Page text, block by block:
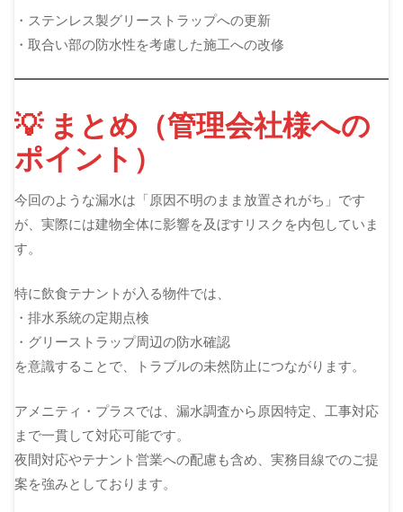
・ステンレス製グリーストラップへの更新
・取合い部の防水性を考慮した施工への改修
💡 まとめ（管理会社様への
ポイント）
今回のような漏水は「原因不明のまま放置されがち」です
が、実際には建物全体に影響を及ぼすリスクを内包していま
す。
特に飲食テナントが入る物件では、
・排水系統の定期点検
・グリーストラップ周辺の防水確認
を意識することで、トラブルの未然防止につながります。
アメニティ・プラスでは、漏水調査から原因特定、工事対応
まで一貫して対応可能です。
夜間対応やテナント営業への配慮も含め、実務目線でのご提
案を強みとしております。